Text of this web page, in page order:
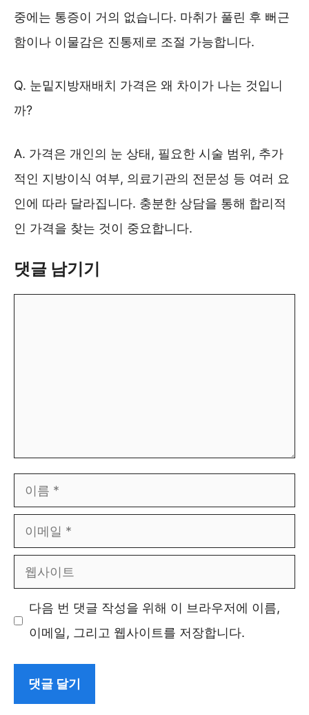
중에는 통증이 거의 없습니다. 마취가 풀린 후 뻐근
함이나 이물감은 진통제로 조절 가능합니다.
Q. 눈밑지방재배치 가격은 왜 차이가 나는 것입니
까?
A. 가격은 개인의 눈 상태, 필요한 시술 범위, 추가
적인 지방이식 여부, 의료기관의 전문성 등 여러 요
인에 따라 달라집니다. 충분한 상담을 통해 합리적
인 가격을 찾는 것이 중요합니다.
댓글 남기기
름
메
사
이
다음 번 댓글 작성을 위해 이 브라우저에 이름,
이메일, 그리고 웹사이트를 저장합니다.